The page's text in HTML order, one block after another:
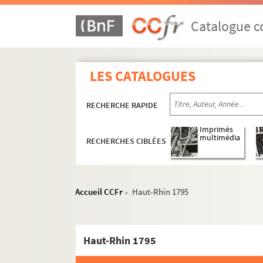
Catalogue
LES CATALOGUES
RECHERCHE RAPIDE
RECHERCHES CIBLÉES
Imprimés
multimédia
Accueil CCFr > Haut-Rhin 1795
Haut-Rhin 1795